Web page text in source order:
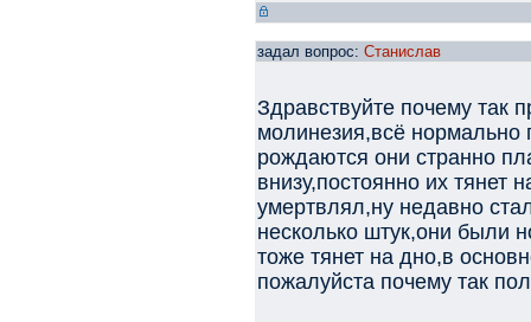
задал вопрос: Станислав
Здравствуйте почему так
молинезия,всё нормально
рождаются они странно
внизу,постоянно их тянет
умертвлял,ну недавно
несколько штук,они были
тоже тянет на дно,в
пожалуйста почему так